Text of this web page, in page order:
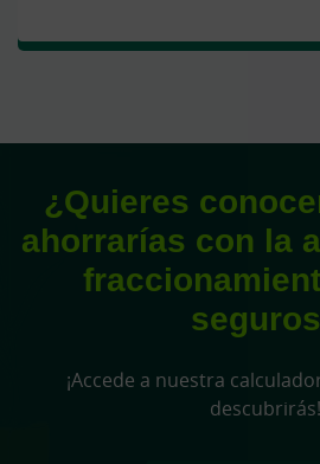
¿Quieres
ahorrarías con la
¡Accede a nuestra
descubrirás!